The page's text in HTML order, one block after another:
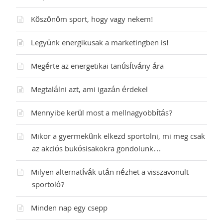
Köszönöm sport, hogy vagy nekem!
Legyünk energikusak a marketingben is!
Megérte az energetikai tanúsítvány ára
Megtalálni azt, ami igazán érdekel
Mennyibe kerül most a mellnagyobbítás?
Mikor a gyermekünk elkezd sportolni, mi meg csak
az akciós bukósisakokra gondolunk…
Milyen alternatívák után nézhet a visszavonult
sportoló?
Minden nap egy csepp